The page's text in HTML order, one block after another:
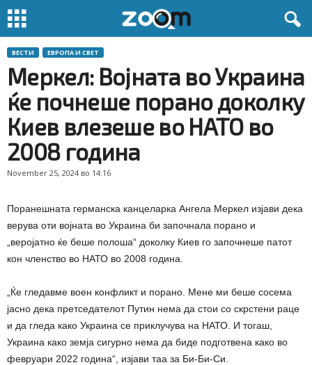
ВЕСТИ ЕВРОПА И СВЕТ
Меркел: Војната во Украина
ќе почнеше порано доколку
Киев влезеше во НАТО во
2008 година
November 25, 2024 во 14:16
Поранешната германска канцеларка Ангела Меркел изјави дека
верува оти војната во Украина би започнала порано и
„веројатно ќе беше полоша“ доколку Киев го започнеше патот
кон членство во НАТО во 2008 година.
„Ќе гледавме воен конфликт и порано. Мене ми беше сосема
јасно дека претседателот Путин нема да стои со скрстени раце
и да гледа како Украина се приклучува на НАТО. И тогаш,
Украина како земја сигурно нема да биде подготвена како во
февруари 2022 година“, изјави таа за Би-Би-Си.